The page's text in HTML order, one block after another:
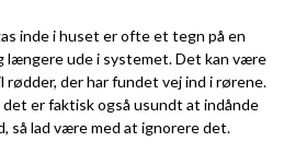
inde i huset er ofte et tegn på en
ude i systemet. Det kan være
der har fundet vej ind i rørene.
er faktisk også usundt at indånde
så lad være med at ignorere det.